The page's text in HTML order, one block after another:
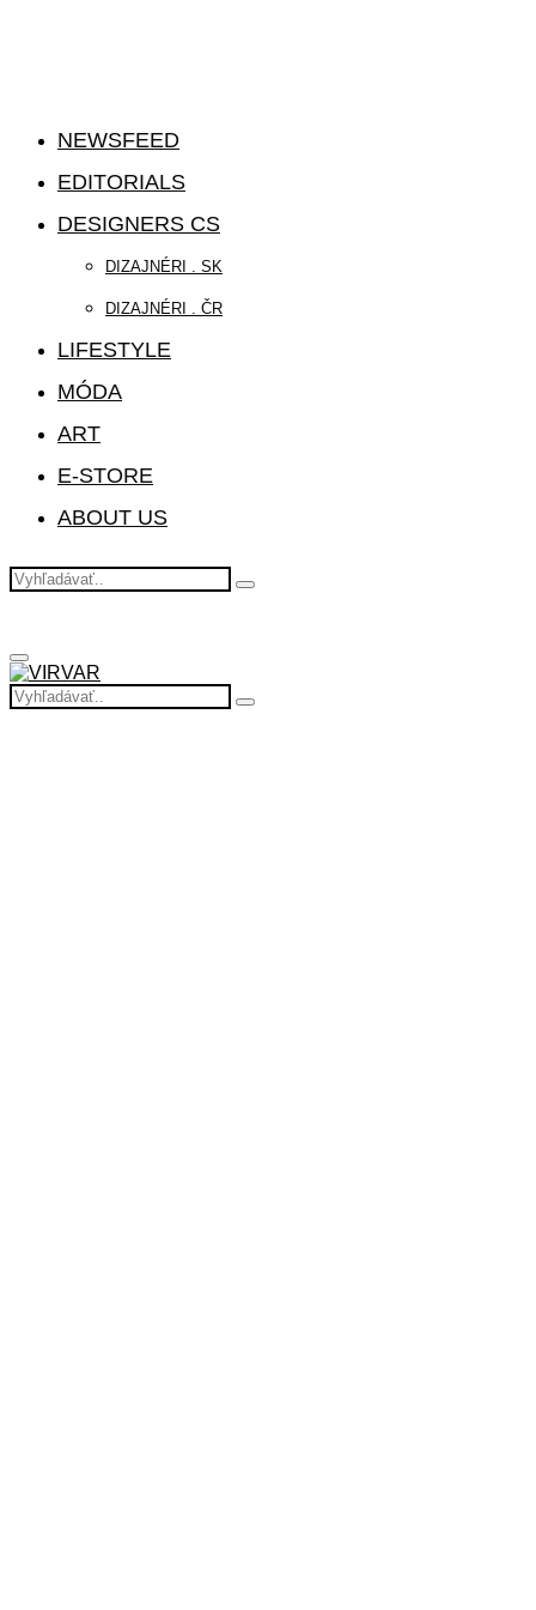
NEWSFEED
EDITORIALS
DESIGNERS CS
DIZAJNÉRI . SK
DIZAJNÉRI . ČR
LIFESTYLE
MÓDA
ART
E-STORE
ABOUT US
Search
Search
Primary
Menu
Search
for:
Search